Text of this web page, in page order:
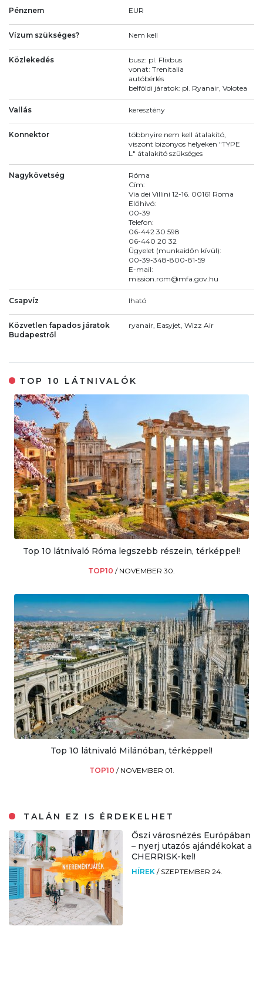
Pénznem EUR
Vízum szükséges? Nem kell
Közlekedés
busz: pl. Flixbus
vonat: Trenitalia
autóbérlés
belföldi járatok: pl. Ryanair, Volotea
Vallás keresztény
Konnektor
többnyire nem kell átalakító,
viszont bizonyos helyeken "TYPE
L" átalakító szükséges
Nagykövetség
Róma
Cím:
Via dei Villini 12-16. 00161 Roma
Előhívó:
00-39
Telefon:
06-442 30 598
06-440 20 32
Ügyelet (munkaidőn kívül):
00-39-348-800-81-59
E-mail:
mission.rom@mfa.gov.hu
Csapvíz Iható
Közvetlen fapados járatok
Budapestről
ryanair, Easyjet, Wizz Air
TOP 10 LÁTNIVALÓK
Top 10 látnivaló Róma legszebb részein, térképpel!
TOP10 / NOVEMBER 30.
Top 10 látnivaló Milánóban, térképpel!
TOP10 / NOVEMBER 01.
TALÁN EZ IS ÉRDEKELHET
Őszi városnézés Európában
– nyerj utazós ajándékokat a
CHERRISK-kel!
HÍREK / SZEPTEMBER 24.